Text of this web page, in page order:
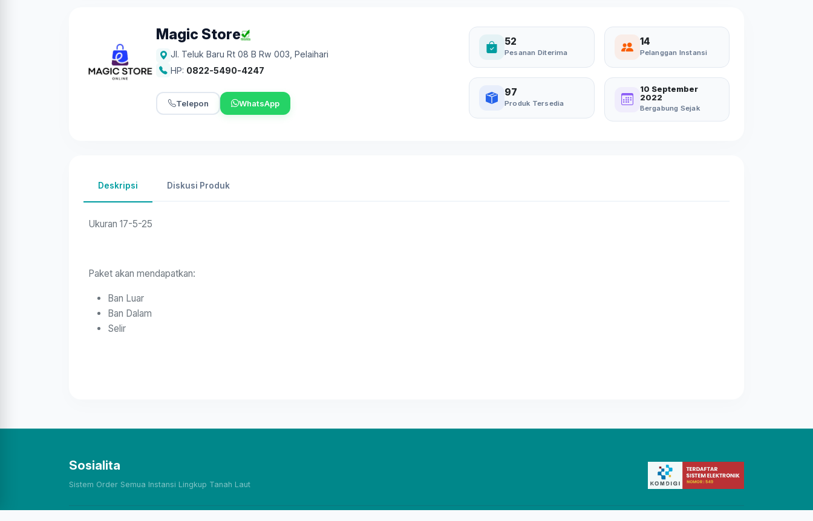
Magic Store
Jl. Teluk Baru Rt 08 B Rw 003 Pelaihari
HP: 0822-5490-4247
Telepon WhatsApp
52
Pesanan Diterima
14
Pelanggan Instansi
97
Produk Tersedia
10 September
2022
Bergabung Sejak
Deskripsi Diskusi Produk
Ukuran 17-5-25
Paket akan mendapatkan:
Ban Luar
Ban Dalam
Selir
Sosialita
Sistem Order Semua Instansi Lingkup Tanah Laut